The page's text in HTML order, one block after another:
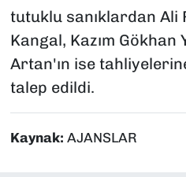
tutuklu sanıklardan Ali
Kangal, Kazım Gökhan
Artan'ın ise
talep edildi.
Kaynak: AJANSLAR